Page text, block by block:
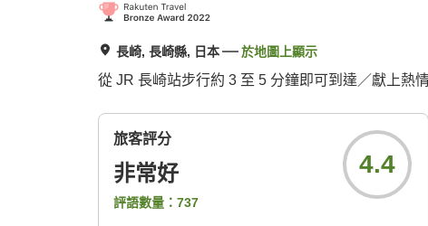
長崎, 長崎縣, 日本 於地圖上顯示
從 JR 長崎站步行約 3 至 5 分鐘即可到達／獻上熱
旅客評分
非常好
評語數量： 737
4.4